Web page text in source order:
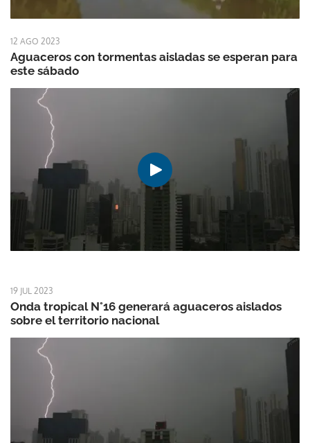
12 AGO 2023
Aguaceros con tormentas aisladas se esperan para
este sábado
19 JUL 2023
Onda tropical N°16 generará aguaceros aislados
sobre el territorio nacional